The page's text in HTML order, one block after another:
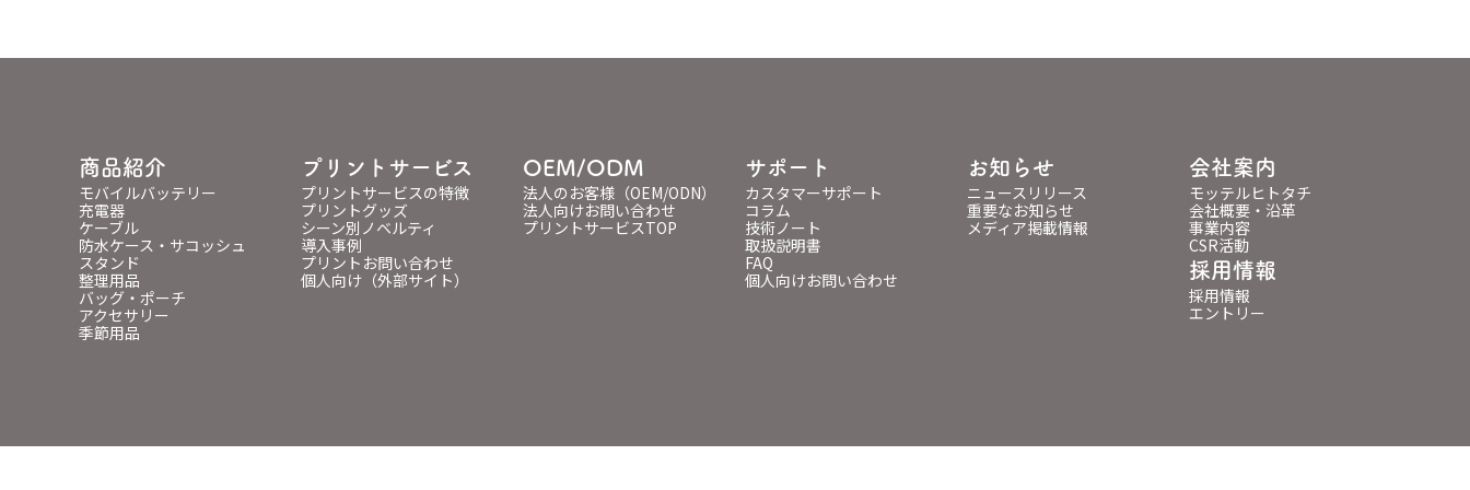
商品紹介
モバイルバッテリー
充電器
ケーブル
防水ケース・サコッシュ
スタンド
整理用品
バッグ・ポーチ
アクセサリー
季節用品
プリントサービス
プリントサービスの特徴
プリントグッズ
シーン別ノベルティ
導入事例
プリントお問い合わせ
個人向け（外部サイト）
OEM/ODM
法人のお客様（OEM/ODN）
法人向けお問い合わせ
プリントサービスTOP
サポート
カスタマーサポート
コラム
技術ノート
取扱説明書
FAQ
個人向けお問い合わせ
お知らせ
ニュースリリース
重要なお知らせ
メディア掲載情報
会社案内
モッテルヒトタチ
会社概要・沿革
事業内容
CSR活動
採用情報
採用情報
エントリー